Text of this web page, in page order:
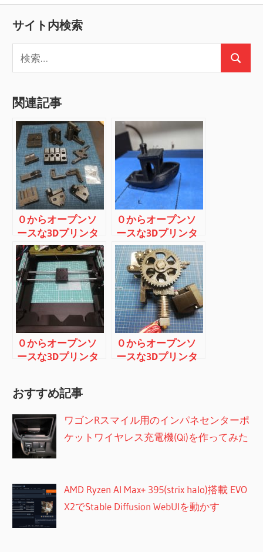
ビ
ゲ
ー
ョ
ン
サイト内検索
索:
検
関連記事
０からオープンソ
ースな3Dプリンタ
ーを作ってみる
（その２：部品調
達）
０からオープンソ
ースな3Dプリンタ
ーを作ってみる
（その１：はじめ
のはじめ）
０からオープンソ
ースな3Dプリンタ
（その５：Z軸の組
み立てとX軸の取り
０からオープンソ
ースな3Dプリンタ
おすすめ記事
ワゴンRスマイル用のインパネセンターポ
ケットワイヤレス充電機(Qi)を作ってみた
AMD Ryzen AI Max+ 395(strix halo)搭載 EVO
X2でStable Diffusion WebUIを動かす